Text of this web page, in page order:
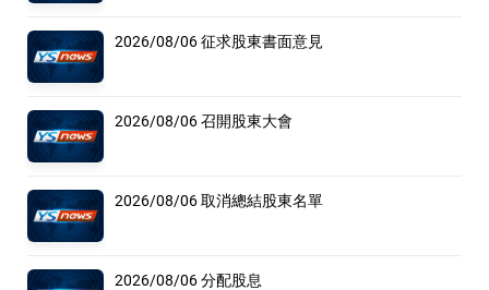
2026/08/06 征求股東書面意見
2026/08/06 召開股東大會
2026/08/06 取消總結股東名單
2026/08/06 分配股息